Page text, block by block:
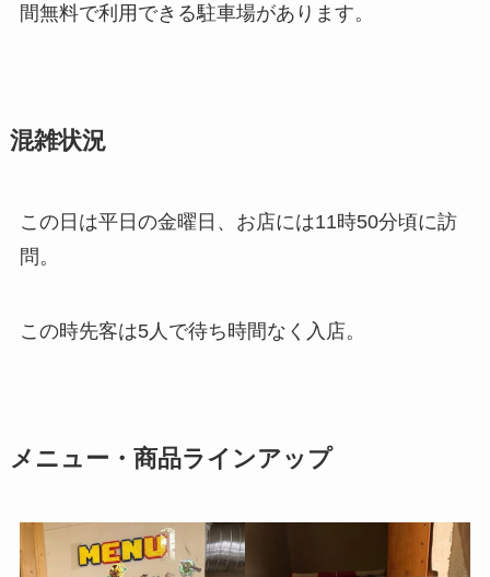
間無料で利用できる駐車場があります。
混雑状況
この日は平日の金曜日、お店には11時50分頃に訪
問。
この時先客は5人で待ち時間なく入店。
メニュー・商品ラインアップ